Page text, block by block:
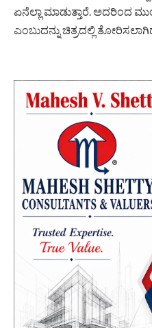
ಏನೆಲ್ಲಾ ಮಾಡುತ್ತಾರೆ. ಅದರಿಂದ
ಎಂಬುದನ್ನು ಚಿತ್ರದಲ್ಲಿ